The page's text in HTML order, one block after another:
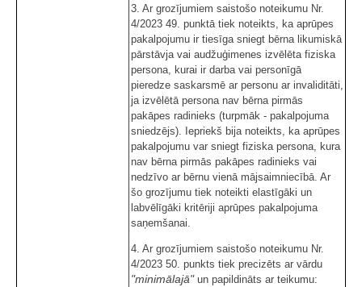
3. Ar grozījumiem saistošo noteikumu Nr.
4/2023 49. punktā tiek noteikts, ka aprūpes
pakalpojumu ir tiesīga sniegt bērna likumiskā
pārstāvja vai audžuģimenes izvēlēta fiziska
persona, kurai ir darba vai personīgā
pieredze saskarsmē ar personu ar invaliditāti,
ja izvēlētā persona nav bērna pirmās
pakāpes radinieks (turpmāk - pakalpojuma
sniedzējs). Iepriekš bija noteikts, ka aprūpes
pakalpojumu var sniegt fiziska persona, kura
nav bērna pirmās pakāpes radinieks vai
nedzīvo ar bērnu vienā mājsaimniecībā. Ar
šo grozījumu tiek noteikti elastīgāki un
labvēlīgāki kritēriji aprūpes pakalpojuma
saņemšanai.
4. Ar grozījumiem saistošo noteikumu Nr.
4/2023 50. punkts tiek precizēts ar vārdu
"minimālajā"un papildināts ar teikumu: